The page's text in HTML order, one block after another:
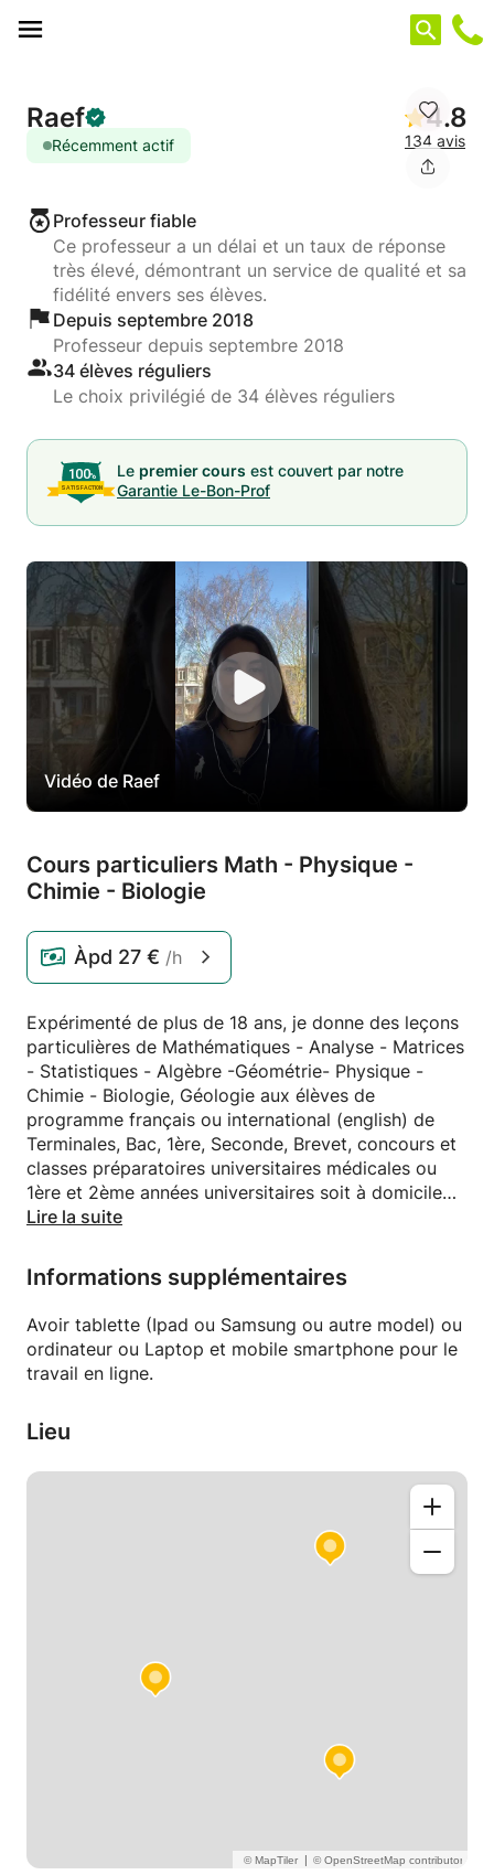
Raef
Récemment actif
4.8
134 avis
Professeur fiable
Ce professeur a un délai et un taux de réponse
très élevé, démontrant un service de qualité et sa
fidélité envers ses élèves.
Depuis septembre 2018
Professeur depuis septembre 2018
34 élèves réguliers
Le choix privilégié de 34 élèves réguliers
Le premier cours est couvert par notre
Garantie Le-Bon-Prof
Vidéo de Raef
Cours particuliers Math - Physique -
Chimie - Biologie
Àpd 27 € /h
Expérimenté de plus de 18 ans, je donne des leçons
particulières de Mathématiques - Analyse - Matrices
- Statistiques - Algèbre -Géométrie- Physique -
Chimie - Biologie, Géologie aux élèves de
programme français ou international (english) de
Terminales, Bac, 1ère, Seconde, Brevet, concours et
classes préparatoires universitaires médicales ou
1ère et 2ème années universitaires soit à domicile
soit par internet online par la méthode de classe
zoom ou Skype pour se communiquer.
Aide aux devoirs aux élèves de CNED.
Pour plus de renseignements, n'hésitez pas à me
contacter, réponse dans quelques minutes jusqu'à 12
heures maximum..
Lire la suite
Informations supplémentaires
Avoir tablette (Ipad ou Samsung ou autre model) ou
ordinateur ou Laptop et mobile smartphone pour le
travail en ligne.
Lieu
|